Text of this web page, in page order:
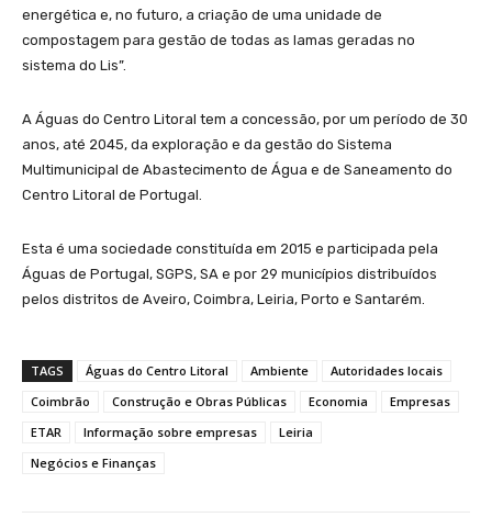
energética e, no futuro, a criação de uma unidade de
compostagem para gestão de todas as lamas geradas no
sistema do Lis”.
A Águas do Centro Litoral tem a concessão, por um período de 30
anos, até 2045, da exploração e da gestão do Sistema
Multimunicipal de Abastecimento de Água e de Saneamento do
Centro Litoral de Portugal.
Esta é uma sociedade constituída em 2015 e participada pela
Águas de Portugal, SGPS, SA e por 29 municípios distribuídos
pelos distritos de Aveiro, Coimbra, Leiria, Porto e Santarém.
TAGS Águas do Centro Litoral Ambiente
Autoridades locais
Coimbrão
Construção e Obras Públicas Economia
Empresas
ETAR
Informação sobre empresas
Leiria
Negócios e Finanças